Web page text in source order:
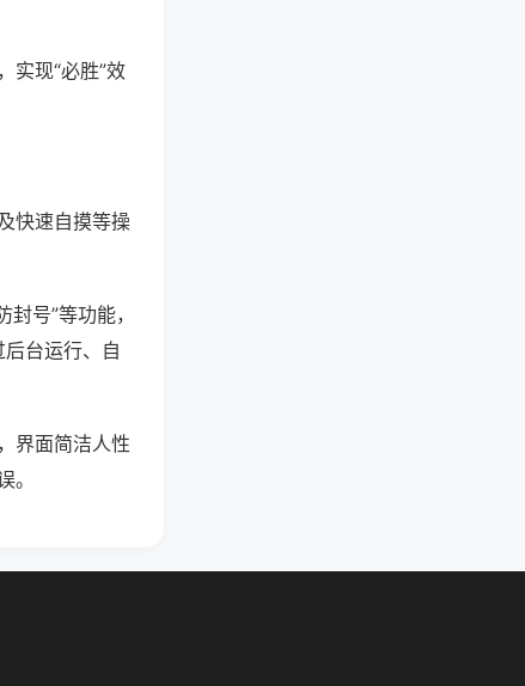
实现“必胜”效
快速自摸等操
号”等功能，
台运行、自
界面简洁人性